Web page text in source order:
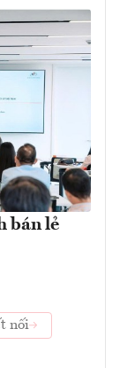
bán lẻ
nối